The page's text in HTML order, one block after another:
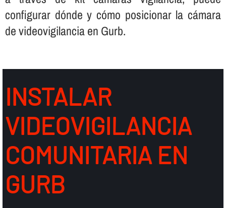
configurar dónde y cómo posicionar la cámara
de videovigilancia en Gurb.
INSTALAR
VIDEOVIGILANCIA
COMUNITARIA EN
GURB